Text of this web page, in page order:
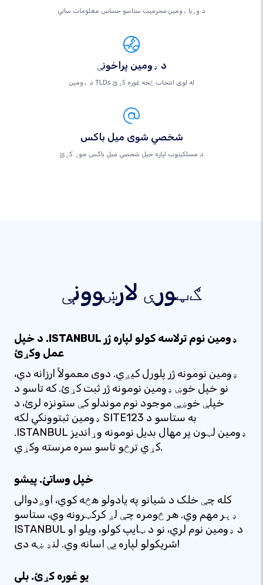
د وړیا ډومین محرمیت ستاسو حساس معلومات ساتي
د ډومین پراخونې
د ډومین TLDs له لوی انتخاب څخه غوره کړئ
شخصي شوی میل باکس
د مسلکيتوب لپاره خپل شخصي میل باکس جوړ کړئ
ګټورې لارښوونې
د خپل .ISTANBUL ډومین نوم ترلاسه کولو لپاره ژر
عمل وکړئ
ډومین نومونه ژر پلورل کیږي. دوی معمولاً ارزانه دي،
نو خپل خوښ ډومین نومونه ژر ثبت کړئ. که تاسو د
خپلې خوښې موجود نوم موندلو کې ستونزه لرئ، د
ډومین ثبتوونکي لکه SITE123 به ستاسو د
.ISTANBUL ډومین لټون پر مهال بدیل نومونه وړاندیز
کړي ترڅو تاسو سره مرسته وکړي.
خپل وساتئ. پیشو
کله چې خلک د شیانو په یادولو هڅه کوي، اوږدوالی
ډېر مهم وي. هر څومره چې لږ کرکټرونه وي، ستاسو
ISTANBUL د ډومین نوم لري، نو د ټایپ کولو، ویلو او
شریکولو لپاره یې اسانه وي. لنډ ښه دی!
یو غوره کړئ. بلی